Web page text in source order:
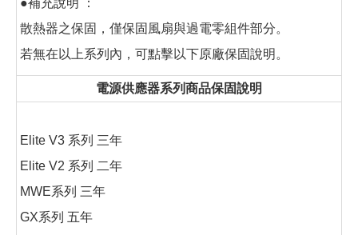
●補充說明 ：
散熱器之保固，僅保固風扇與過電零組件部分。
若無在以上系列內，可點擊以下原廠保固說明。
電源供應器系列商品保固說明
Elite V3 系列 三年
Elite V2 系列 二年
MWE系列 三年
GX系列 五年